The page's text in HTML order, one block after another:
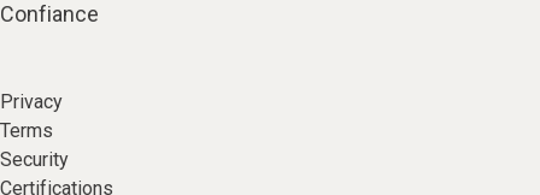
Confiance
Privacy
Terms
Security
Certifications